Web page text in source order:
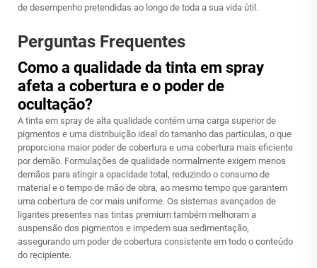
de desempenho pretendidas ao longo de toda a sua vida útil.
Perguntas Frequentes
Como a qualidade da tinta em spray
afeta a cobertura e o poder de
ocultação?
A tinta em spray de alta qualidade contém uma carga superior de
pigmentos e uma distribuição ideal do tamanho das partículas, o que
proporciona maior poder de cobertura e uma cobertura mais eficiente
por demão. Formulações de qualidade normalmente exigem menos
demãos para atingir a opacidade total, reduzindo o consumo de
material e o tempo de mão de obra, ao mesmo tempo que garantem
uma cobertura de cor mais uniforme. Os sistemas avançados de
ligantes presentes nas tintas premium também melhoram a
suspensão dos pigmentos e impedem sua sedimentação,
assegurando um poder de cobertura consistente em todo o conteúdo
do recipiente.